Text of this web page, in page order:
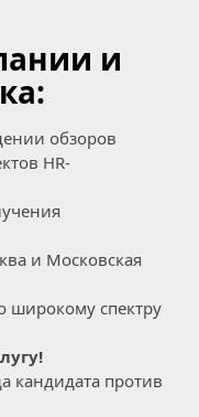
и
обзоров
HR-
и Московская
широкому спектру
кандидата против